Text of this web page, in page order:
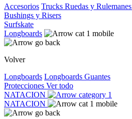
Accesorios Trucks Ruedas y Rulemanes
Bushings y Risers
Surfskate
Longboards
Volver
Longboards Longboards Guantes
Protecciones Ver todo
NATACION
NATACION